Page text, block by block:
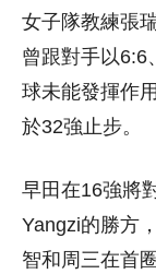
女子隊教練張
曾跟對手以6:6
球未能發揮作
於32強止步。
早田在16強將
Yangzi的勝方
智和周三在首